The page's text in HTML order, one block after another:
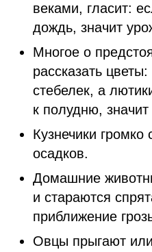
веками, гласит:
дождь, значит
Многое о
рассказать
стебелек, а
к полудню,
Кузнечики
осадков.
Домашние
и стараются
приближение
Овцы прыгают